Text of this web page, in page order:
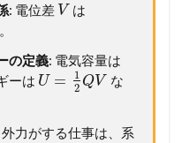
: 電位差 V は
の定義: 電気容量は
ーは U =
1
2 QV な
外力がする仕事は、系